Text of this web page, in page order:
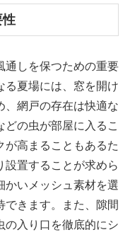
性
通しを保つための重要
る夏場には、窓を開け
、網戸の存在は快適な
の虫が部屋に入るこ
が高まることもあるた
設置することが求めら
かいメッシュ素材を選
できます。また、隙間
の入り口を徹底的にシ